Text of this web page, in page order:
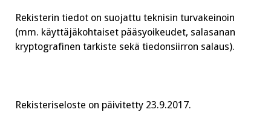
Rekisterin tiedot on suojattu teknisin turvakeinoin
(mm. käyttäjäkohtaiset pääsyoikeudet, salasanan
kryptografinen tarkiste sekä tiedonsiirron salaus).
Rekisteriseloste on päivitetty 23.9.2017.